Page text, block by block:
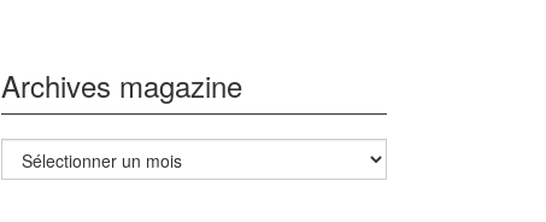
Archives magazine
Archives
magazine